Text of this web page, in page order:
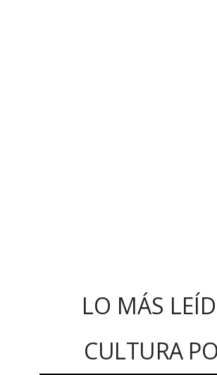
LO MÁS
CULTURA